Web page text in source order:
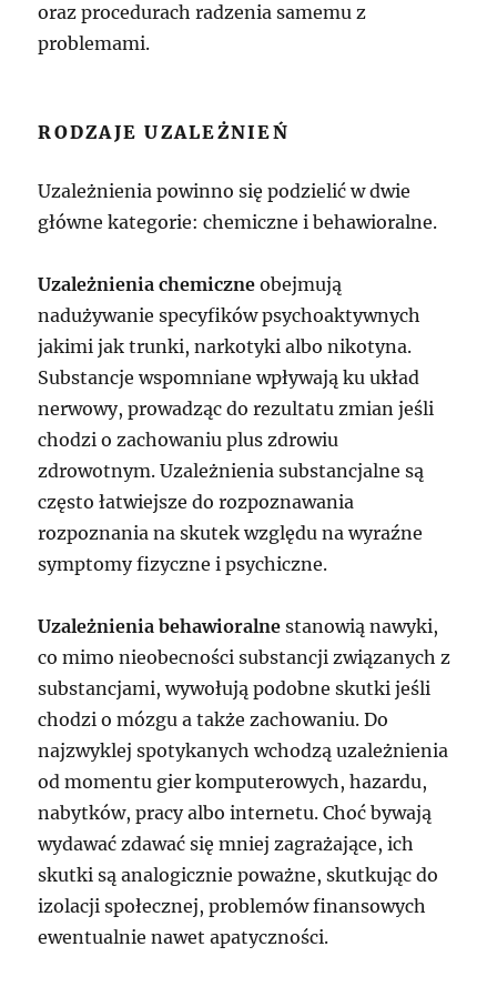
oraz procedurach radzenia samemu z
problemami.
RODZAJE UZALEŻNIEŃ
Uzależnienia powinno się podzielić w dwie
główne kategorie: chemiczne i behawioralne.
Uzależnienia chemiczne obejmują
nadużywanie specyfików psychoaktywnych
jakimi jak trunki, narkotyki albo nikotyna.
Substancje wspomniane wpływają ku układ
nerwowy, prowadząc do rezultatu zmian jeśli
chodzi o zachowaniu plus zdrowiu
zdrowotnym. Uzależnienia substancjalne są
często łatwiejsze do rozpoznawania
rozpoznania na skutek względu na wyraźne
symptomy fizyczne i psychiczne.
Uzależnienia behawioralne stanowią nawyki,
co mimo nieobecności substancji związanych z
substancjami, wywołują podobne skutki jeśli
chodzi o mózgu a także zachowaniu. Do
najzwyklej spotykanych wchodzą uzależnienia
od momentu gier komputerowych, hazardu,
nabytków, pracy albo internetu. Choć bywają
wydawać zdawać się mniej zagrażające, ich
skutki są analogicznie poważne, skutkując do
izolacji społecznej, problemów finansowych
ewentualnie nawet apatyczności.